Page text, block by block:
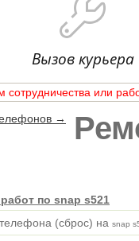
Вызов курьера
сотрудничества или
→
по snap s521
(сброс) на snap